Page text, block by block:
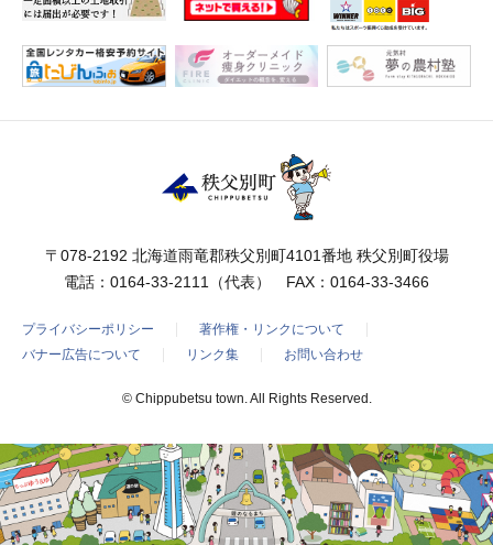
〒078-2192 北海道雨竜郡秩父別町4101番地 秩父別町役場
電話： 0164-33-2111 （代表） FAX：0164-33-3466
プライバシーポリシー
著作権・リンクについて
バナー広告について
リンク集 お問い合わせ
© Chippubetsu town. All Rights Reserved.